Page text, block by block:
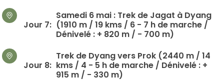
Jour 7:
Samedi 6 mai : Trek de Jagat à Dyang
(1910 m / 19 kms / 6 - 7 h de marche /
Dénivelé : + 820 m / - 700 m)
Jour 8:
Trek de Dyang vers Prok (2440 m / 14
kms / 4 - 5 h de marche / Dénivelé : +
915 m / - 330 m)